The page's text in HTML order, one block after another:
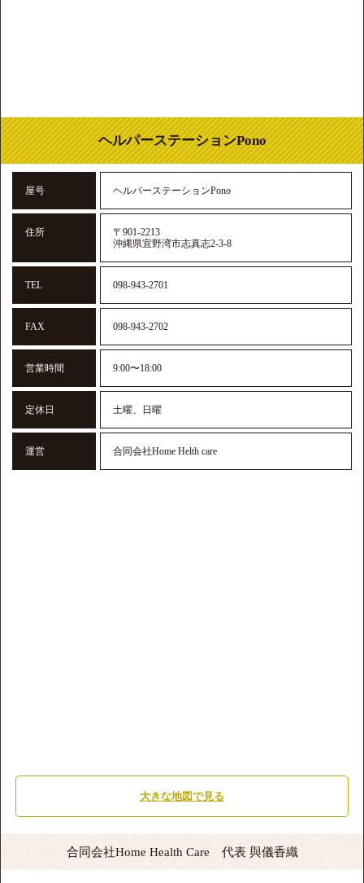
ヘルパーステーションPono
屋号 ヘルパーステーションPono
住所
〒901-2213
沖縄県宜野湾市志真志2-3-8
TEL 098-943-2701
FAX 098-943-2702
営業時間 9:00〜18:00
定休日 土曜、日曜
運営 合同会社Home Helth care
大きな地図で見る
合同会社Home Health Care 代表 與儀香織